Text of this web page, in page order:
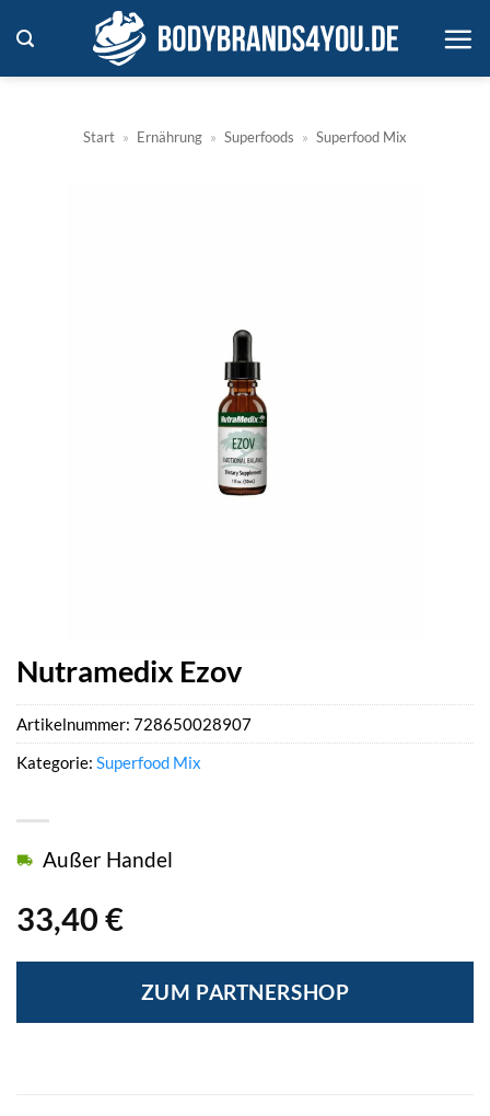
Inhalt
springen
Start » Ernährung » Superfoods » Superfood Mix
Nutramedix Ezov
33,40 €
Außer Handel
ZUM PARTNERSHOP
Artikelnummer: 728650028907
Kategorie: Superfood Mix